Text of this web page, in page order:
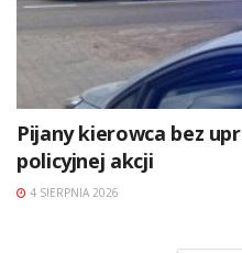
Pijany kierowca bez
policyjnej akcji
4 SIERPNIA 2026